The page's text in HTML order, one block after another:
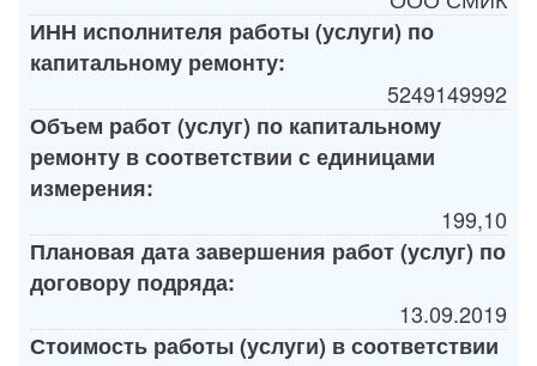
ИНН исполнителя работы (услуги) по
капитальному ремонту:
5249149992
Объем работ (услуг) по капитальному
ремонту в соответствии с единицами
измерения:
199,10
Плановая дата завершения работ (услуг) по
договору подряда:
13.09.2019
Стоимость работы (услуги) в соответствии